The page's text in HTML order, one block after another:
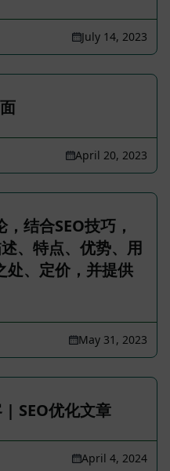
July 14, 2023
April 20, 2023
结合SEO技巧，
、特点、优势、用
处、定价，并提供
May 31, 2023
SEO优化文章
April 4, 2024